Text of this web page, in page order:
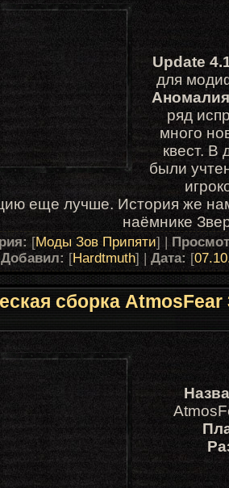
Update
для
ряд
много
квест. В
были
еще лучше. История же
наёмнике
[Моды Зов Припяти] |
Добавил: [Hardtmuth] | Дата: [
сборка